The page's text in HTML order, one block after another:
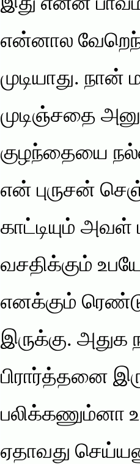
இது என்ன
என்னால
முடியாது.
முடிஞ்சதை
குழந்தையை
என் புருசன்
காட்டியும் அவள்
வசதிக்கும்
எனக்கும்
இருக்கு. அதுக
பிரார்த்தனை
பலிக்கணும்னா
ஏதாவது